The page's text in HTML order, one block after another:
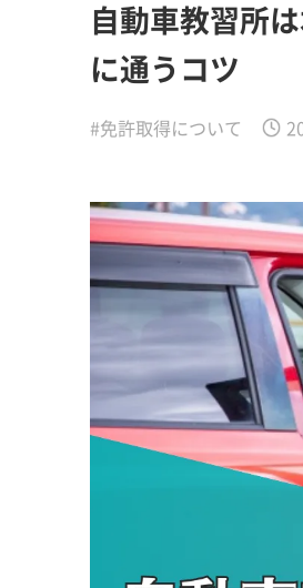
自動車教習所
に通うコツ
#免許取得について